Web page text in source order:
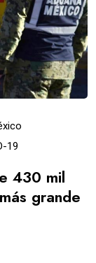
19
430 mil
grande